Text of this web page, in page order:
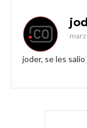
joder, se les